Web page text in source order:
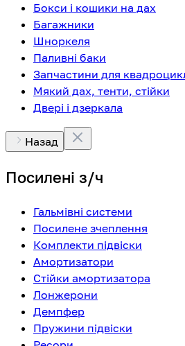
Бокси і кошики на дах
Багажники
Шноркеля
Паливні баки
Запчастини для
Мякий дах, тенти, стійки
Двері і дзеркала
Назад
Посилені з/ч
Гальмівні системи
Посилене зчеплення
Комплекти підвіски
Амортизатори
Стійки амортизатора
Лонжерони
Демпфер
Пружини підвіски